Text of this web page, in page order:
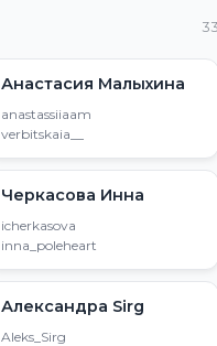
Анастасия Малыхина
anastassiiaam
verbitskaia__
Черкасова Инна
icherkasova
inna_poleheart
Александра Sirg
Aleks_Sirg